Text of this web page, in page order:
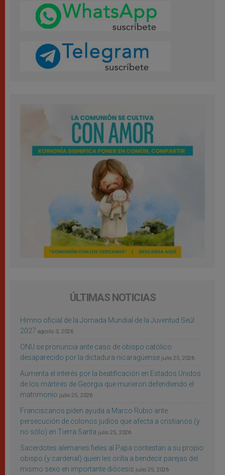
ÚLTIMAS NOTICIAS
Himno oficial de la Jornada Mundial de la Juventud Seúl
2027 agosto 3, 2026
ONU se pronuncia ante caso de obispo católico
desaparecido por la dictadura nicaragüense julio 25, 2026
Aumenta el interés por la beatificación en Estados Unidos
de los mártires de Georgia que murieron defendiendo el
matrimonio julio 25, 2026
Franciscanos piden ayuda a Marco Rubio ante
persecución de colonos judíos que afecta a cristianos (y
no sólo) en Tierra Santa julio 25, 2026
Sacerdotes alemanes fieles al Papa contestan a su propio
obispo (y cardenal) quien les orilla a bendecir parejas del
mismo sexo en importante diócesis julio 25, 2026